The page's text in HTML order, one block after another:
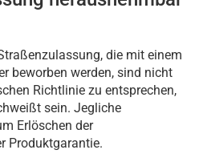
die mit einem
beworben werden, sind nicht
Richtlinie zu entsprechen,
sein. Jegliche
Erlöschen der
Produktgarantie.